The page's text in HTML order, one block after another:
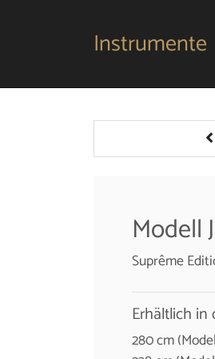
Instrumente
Modell
Suprême
Erhältlich in
280 cm